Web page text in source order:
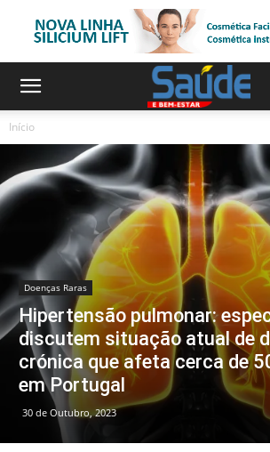
Início
Doenças Raras
Hipertensão pulmonar:
discutem situação atual de
crónica que afeta cerca de
em Portugal
30 de Outubro, 2023